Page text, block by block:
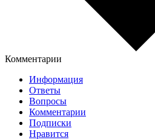
Комментарии
Информация
Ответы
Вопросы
Комментарии
Подписки
Нравится